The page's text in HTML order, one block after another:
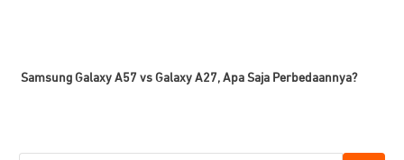
Samsung Galaxy A57 vs Galaxy A27, Apa Saja Perbedaannya?